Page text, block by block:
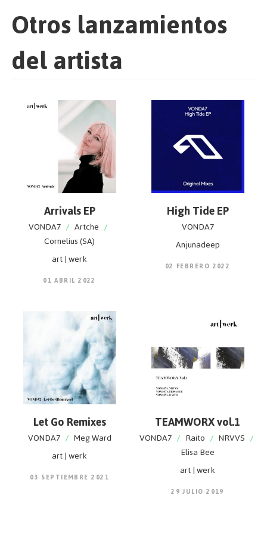
Otros lanzamientos
del artista
Arrivals EP
VONDA7 / Artche /
Cornelius (SA)
art | werk
01 ABRIL 2022
High Tide EP
VONDA7
Anjunadeep
02 FEBRERO 2022
Let Go Remixes
VONDA7 / Meg Ward
art | werk
03 SEPTIEMBRE 2021
TEAMWORX vol.1
VONDA7 / Raito / NRVVS /
Elisa Bee
art | werk
29 JULIO 2019